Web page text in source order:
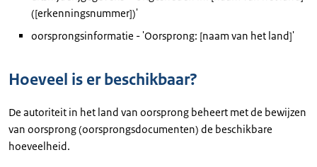
([erkenningsnummer])'
oorsprongsinformatie - 'Oorsprong: [naam van het land]'
Hoeveel is er beschikbaar?
De autoriteit in het land van oorsprong beheert met de bewijzen
van oorsprong (oorsprongsdocumenten) de beschikbare
hoeveelheid.